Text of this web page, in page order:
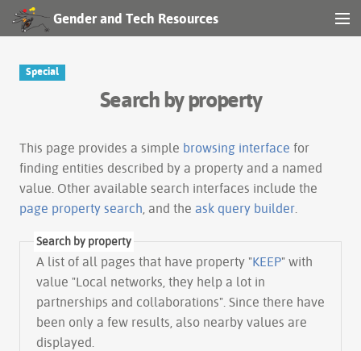
Gender and Tech Resources
Special
Search by property
This page provides a simple browsing interface for
finding entities described by a property and a named
value. Other available search interfaces include the
page property search , and the ask query builder
Search by property
A list of all pages that have property "KEEP" with
value "Local networks, they help a lot in
partnerships and collaborations". Since there have
been only a few results, also nearby values are
displayed.